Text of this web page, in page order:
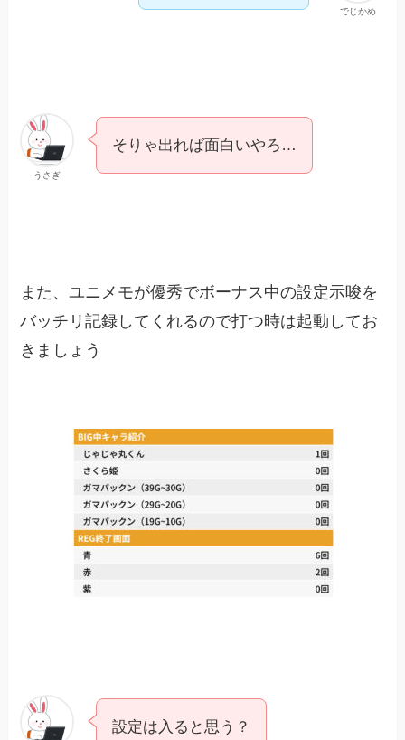
でじかめ
うさぎ
そりゃ出れば面白いやろ…
また、ユニメモが優秀でボーナス中の設定示唆を
バッチリ記録してくれるので打つ時は起動してお
きましょう
設定は入ると思う？